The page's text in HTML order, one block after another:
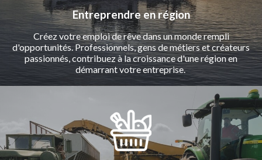
Entreprendre en région
Créez votre emploi de rêve dans un monde rempli
d'opportunités. Professionnels, gens de métiers et créateurs
passionnés, contribuez à la croissance d'une région en
démarrant votre entreprise.